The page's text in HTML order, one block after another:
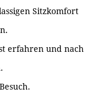
Sitzkomfort
erfahren und nach